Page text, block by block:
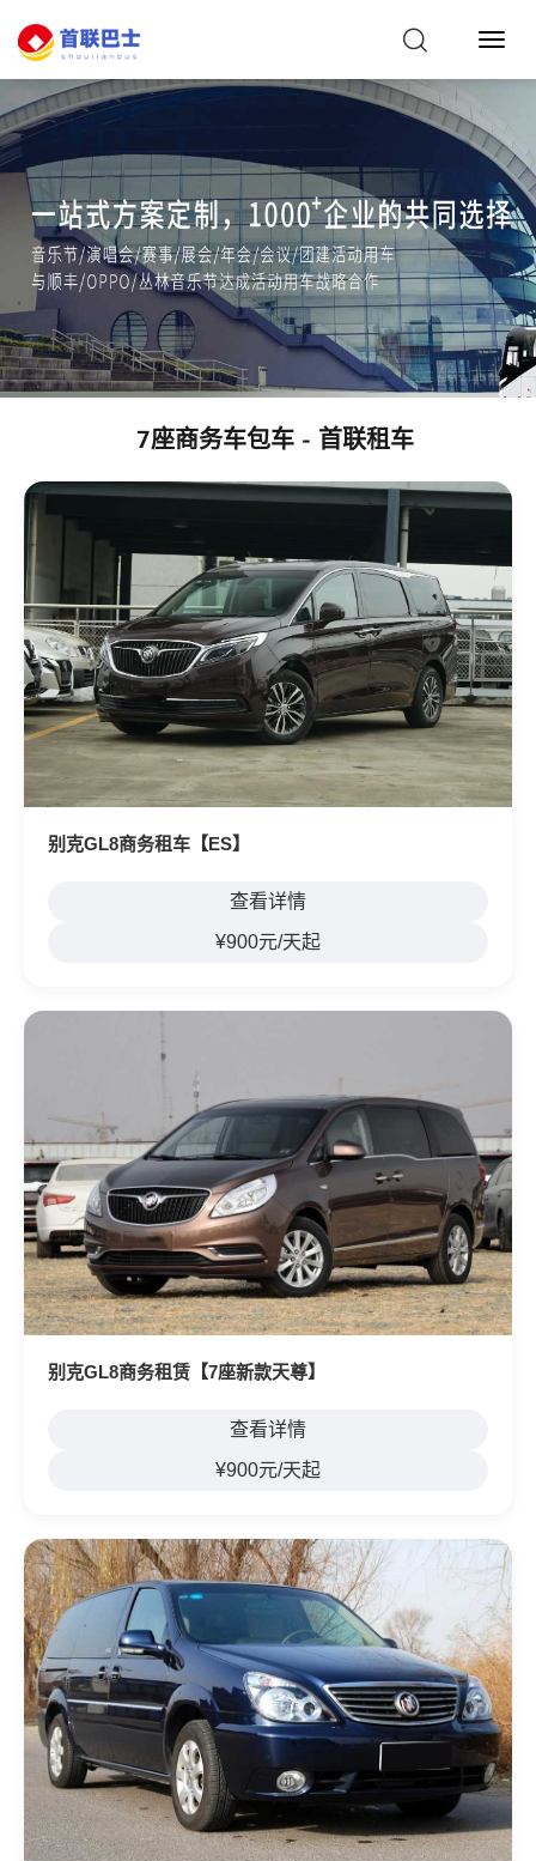
7座商务车包车 - 首联租车
别克GL8商务租车【ES】
查看详情
¥900元/天起
别克GL8商务租赁【7座新款天尊】
查看详情
¥900元/天起